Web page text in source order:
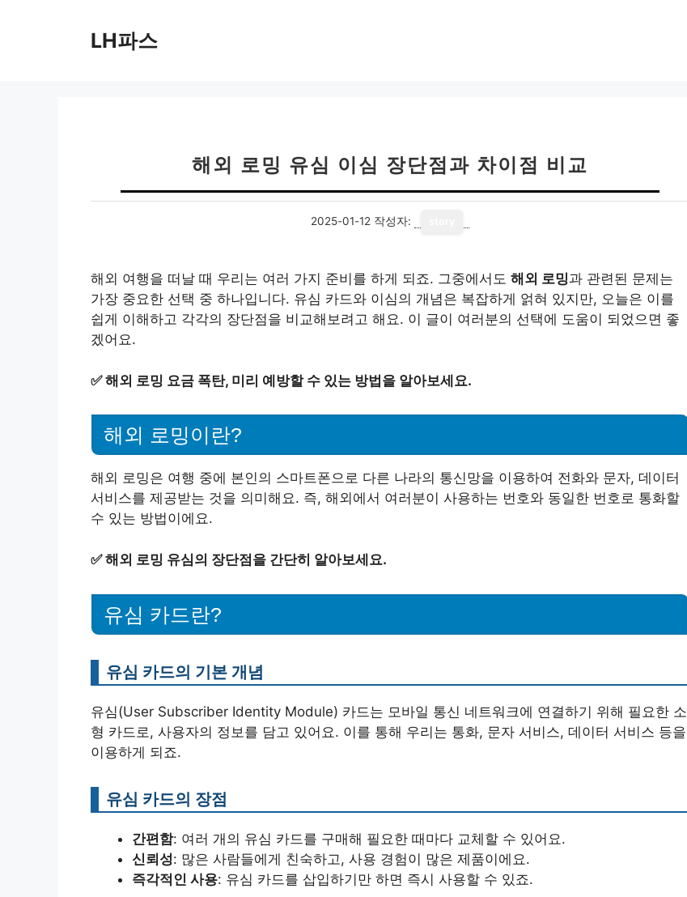
LH파스
해외 로밍 유심 이심 장단점과 차이점 비교
2025-01-12 작성자:
해외 여행을 떠날 때 우리는 여러 가지 준비를 하게 되죠. 그중에서도 해외 로밍과 관련된 문제는
가장 중요한 선택 중 하나입니다. 유심 카드와 이심의 개념은 복잡하게 얽혀 있지만, 오늘은 이를
쉽게 이해하고 각각의 장단점을 비교해보려고 해요. 이 글이 여러분의 선택에 도움이 되었으면 좋
겠어요.
✅해외 로밍 요금 폭탄, 미리 예방할 수 있는 방법을 알아보세요.
해외 로밍이란?
해외 로밍은 여행 중에 본인의 스마트폰으로 다른 나라의 통신망을 이용하여 전화와 문자, 데이터
서비스를 제공받는 것을 의미해요. 즉, 해외에서 여러분이 사용하는 번호와 동일한 번호로 통화할
수 있는 방법이에요.
✅해외 로밍 유심의 장단점을 간단히 알아보세요.
유심 카드란?
유심 카드의 기본 개념
유심(User Subscriber Identity Module) 카드는 모바일 통신 네트워크에 연결하기 위해 필요한 소
형 카드로, 사용자의 정보를 담고 있어요. 이를 통해 우리는 통화, 문자 서비스, 데이터 서비스 등을
이용하게 되죠.
유심 카드의 장점
간편함: 여러 개의 유심 카드를 구매해 필요한 때마다 교체할 수 있어요.
신뢰성: 많은 사람들에게 친숙하고, 사용 경험이 많은 제품이에요.
즉각적인 사용: 유심 카드를 삽입하기만 하면 즉시 사용할 수 있죠.